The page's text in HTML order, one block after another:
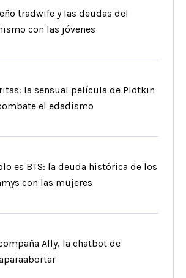
tradwife y las deudas del
con las jóvenes
la sensual película de Plotkin
el edadismo
es BTS: la deuda histórica de los
con las mujeres
Ally, la chatbot de